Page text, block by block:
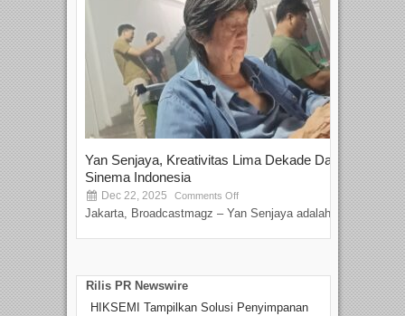
Yan Senjaya, Kreativitas Lima Dekade Dalam
Sinema Indonesia
Dec 22, 2025 Comments Off
Jakarta, Broadcastmagz – Yan Senjaya adalah...
Rilis PR Newswire
HIKSEMI Tampilkan Solusi Penyimpanan